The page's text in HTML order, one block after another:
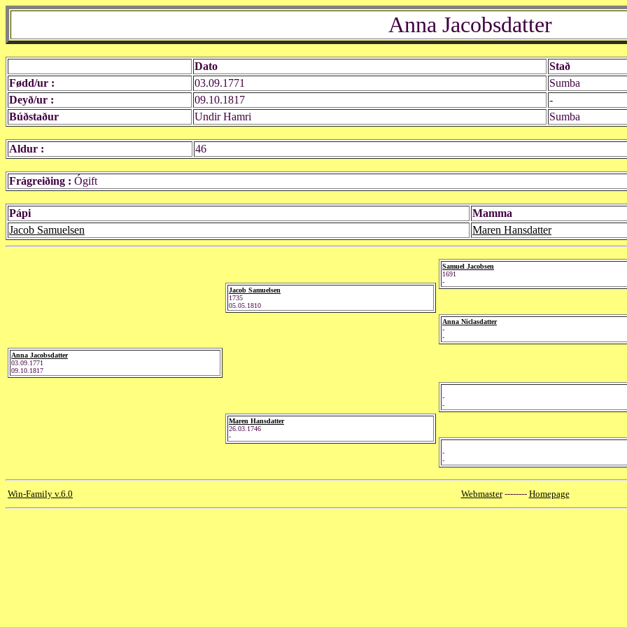
Anna Jacobsdatter
Dato Stað
Fødd/ur :
03.09.1771 Sumba
Deyð/ur :
09.10.1817 -
Búðstaður
Undir Hamri Sumba
Aldur : 46
Frágreiðing : Ógift
Pápi
Mamma
Jacob Samuelsen
Maren Hansdatter
Anna Jacobsdatter
03.09.1771
09.10.1817
Jacob Samuelsen
1735
05.05.1810
Maren Hansdatter
26.03.1746
-
Samuel Jacobsen
1691
-
Anna Niclasdatter
-
-
-
-
-
-
Win-Family v.6.0 Webmaster-------- Homepage